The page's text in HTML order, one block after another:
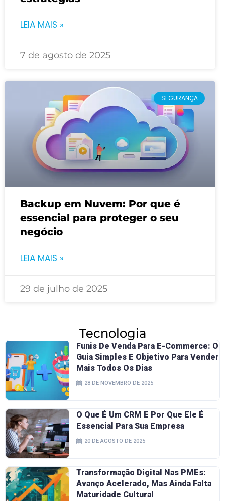
LEIA MAIS »
7 de agosto de 2025
SEGURANÇA
Backup em Nuvem: Por que é
essencial para proteger o seu
negócio
LEIA MAIS »
29 de julho de 2025
Tecnologia
Funis De Venda Para E-Commerce: O
Guia Simples E Objetivo Para Vender
Mais Todos Os Dias
28 DE NOVEMBRO DE 2025
O Que É Um CRM E Por Que Ele É
Essencial Para Sua Empresa
20 DE AGOSTO DE 2025
Transformação Digital Nas PMEs:
Avanço Acelerado, Mas Ainda Falta
Maturidade Cultural